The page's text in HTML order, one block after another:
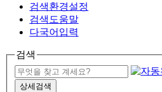
검색환경설정
검색도움말
다국어입력
검색
상세검색